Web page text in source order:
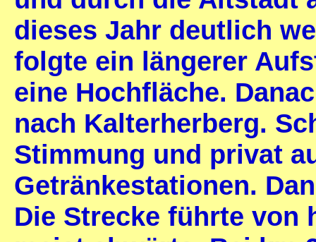
dieses Jahr deutlich
folgte ein längerer
eine Hochfläche.
nach Kalterherberg.
Stimmung und privat
Getränkestationen.
Die Strecke führte von